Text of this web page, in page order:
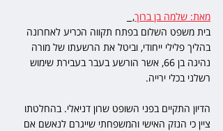
מאת: שלמה בן ברוך,
בית משפט השלום בפתח תקווה הכריע לאחרונה
בהליך פלילי ייחודי, וביטל את הרשעתו של מורה
נהיגה בן 66, אשר הורשע בעבר בעבירת שימוש
רשלני בכלי ירייה.
הדיון התקיים בפני השופט שרון דניאלי. בהחלטתו
ציין כי הנזק האישי והמשפחתי שייגרם לנאשם אם